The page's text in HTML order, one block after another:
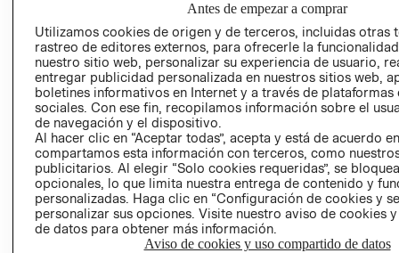
GIFT CARD
AVISO DE
COOKIES
LIBRO DE
Ecuador ($)
Antes de empezar a comprar
Utilizamos cookies de origen y de terceros, incluidas otras
rastreo de editores externos, para ofrecerle la
nuestro sitio web, personalizar su experiencia de usuario,
entregar publicidad personalizada en nuestros sitios web,
boletines informativos en Internet y a través de plataformas
sociales. Con ese fin, recopilamos información sobre el
de navegación y el dispositivo.
Al hacer clic en “Aceptar todas”, acepta y está de acuerdo
compartamos esta información con terceros, como
publicitarios. Al elegir “Solo cookies requeridas”, se
opcionales, lo que limita nuestra entrega de contenido y
personalizadas. Haga clic en “Configuración de cookies y
personalizar sus opciones. Visite nuestro aviso de cookies
de datos para obtener más información.
Aviso de cookies y uso compartido de datos